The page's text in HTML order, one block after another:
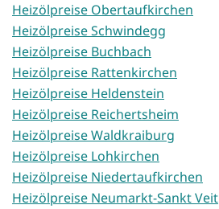
Heizölpreise Obertaufkirchen
Heizölpreise Schwindegg
Heizölpreise Buchbach
Heizölpreise Rattenkirchen
Heizölpreise Heldenstein
Heizölpreise Reichertsheim
Heizölpreise Waldkraiburg
Heizölpreise Lohkirchen
Heizölpreise Niedertaufkirchen
Heizölpreise Neumarkt-Sankt Veit